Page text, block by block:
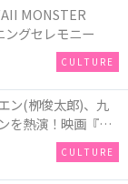
MONSTER
グセレモニー
CULTURE
ン(栁俊太郎)、九
を熱演！映画『九
カットを解禁！
CULTURE